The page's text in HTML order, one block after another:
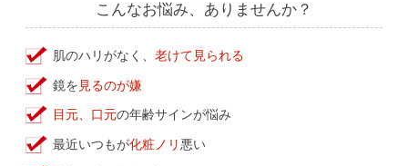
こんなお悩み、ありませんか？
肌のハリがなく、 老けて見られる
鏡を 見るのが嫌
目元、口元の年齢サインが悩み
最近いつもが化粧ノリ悪い